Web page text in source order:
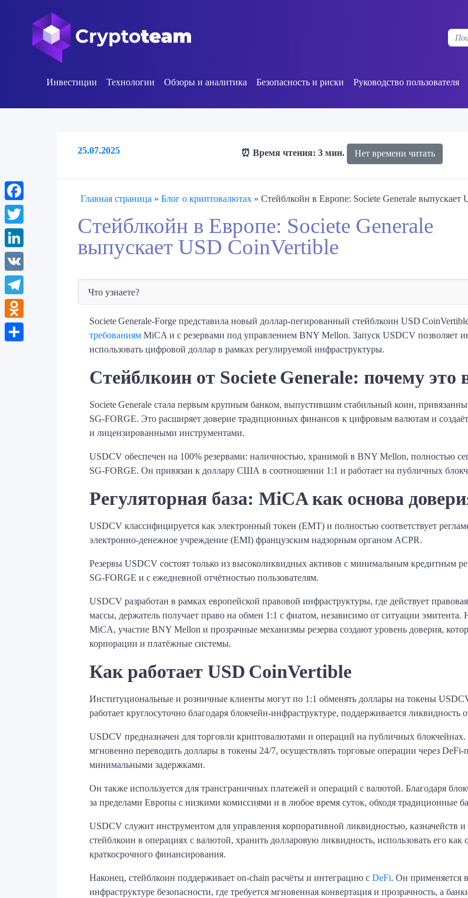
Инвестиции Технологии Обзоры и аналитика Безопасность и риски Руководство пользователя
25.07.2025 ⏰ Время чтения: 3 мин. Нет времени читать
Главная страница » Блог о криптовалютах » Стейблкойн в Европе: Societe Generale выпускает
Стейблкойн в Европе: Societe Generale
выпускает USD CoinVertible
Что узнаете?
Societe Generale‑Forge представила новый доллар‑пегированный стейблкоин USD
требованиям MiCA и с резервами под управлением BNY Mellon. Запуск USDCV позволяет
использовать цифровой доллар в рамках регулируемой инфраструктуры.
Стейблкоин от Societe Generale: почему это
Societe Generale стала первым крупным банком, выпустившим стабильный коин,
SG‑FORGE. Это расширяет доверие традиционных финансов к цифровым валютам и
и лицензированными инструментами.
USDCV обеспечен на 100% резервами: наличностью, хранимой в BNY Mellon, полностью
SG‑FORGE. Он привязан к доллару США в соотношении 1:1 и работает на публичных
Регуляторная база: MiCA как основа
USDCV классифицируется как электронный токен (EMT) и полностью соответствует
электронно‑денежное учреждение (EMI) французским надзорным органом ACPR.
Резервы USDCV состоят только из высоколиквидных активов с минимальным кредитным
SG‑FORGE и с ежедневной отчётностью пользователям.
USDCV разработан в рамках европейской правовой инфраструктуры, где действует
массы, держатель получает право на обмен 1:1 с фиатом, независимо от ситуации
MiCA, участие BNY Mellon и прозрачные механизмы резерва создают уровень доверия,
корпорации и платёжные системы.
Как работает USD CoinVertible
Институциональные и розничные клиенты могут по 1:1 обменять доллары на токены
работает круглосуточно благодаря блокчейн‑инфраструктуре, поддерживается
USDCV предназначен для торговли криптовалютами и операций на публичных
мгновенно переводить доллары в токены 24/7, осуществлять торговые операции через
минимальными задержками.
Он также используется для трансграничных платежей и операций с валютой. Благодаря
за пределами Европы с низкими комиссиями и в любое время суток, обходя традиционные
USDCV служит инструментом для управления корпоративной ликвидностью, казначейств
стейблкоин в операциях с валютой, хранить долларовую ликвидность, использовать его
краткосрочного финансирования.
Наконец, стейблкоин поддерживает on‑chain расчёты и интеграцию с DeFi. Он применяется
инфраструктуре безопасности, где требуется мгновенная конвертация и прозрачность, а
Facebook
Twitter
LinkedIn
VK
Telegram
Odnoklassniki